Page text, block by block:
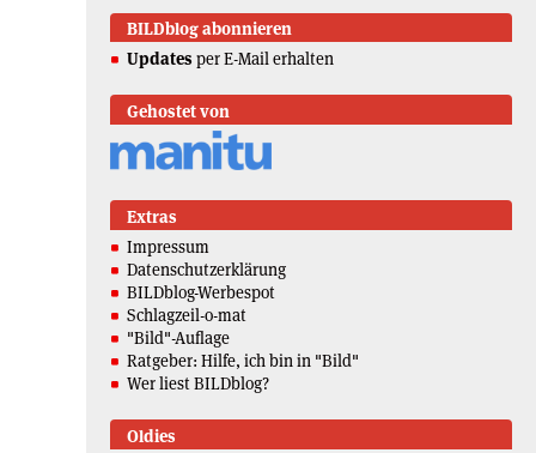
BILDblog abonnieren
Updates per E-Mail erhalten
Gehostet von
Extras
Impressum
Datenschutzerklärung
BILDblog-Werbespot
Schlagzeil-o-mat
"Bild"-Auflage
Ratgeber: Hilfe, ich bin in "Bild"
Wer liest BILDblog?
Oldies